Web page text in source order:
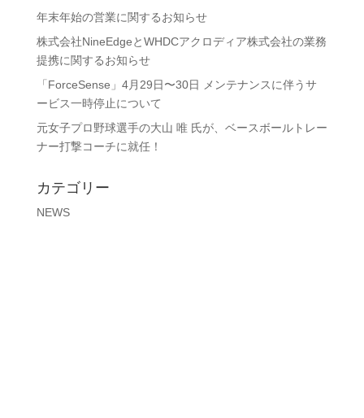
年末年始の営業に関するお知らせ
株式会社NineEdgeとWHDCアクロディア株式会社の業務
提携に関するお知らせ
「ForceSense」4月29日〜30日 メンテナンスに伴うサ
ービス一時停止について
元女子プロ野球選手の大山 唯 氏が、ベースボールトレー
ナー打撃コーチに就任！
カテゴリー
NEWS